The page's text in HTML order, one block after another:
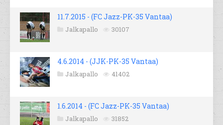
11.7.2015 - (FC Jazz-PK-35 Vantaa)
Jalkapallo 30107
4.6.2014 - (JJK-PK-35 Vantaa)
Jalkapallo 41402
1.6.2014 - (FC Jazz-PK-35 Vantaa)
Jalkapallo 31852